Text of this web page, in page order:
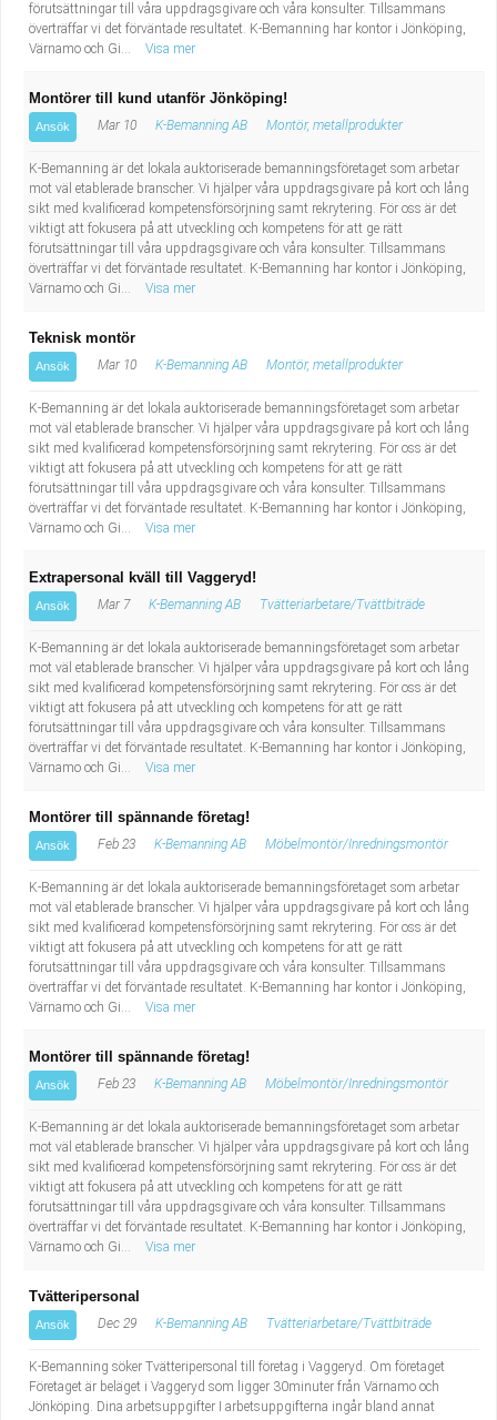
förutsättningar till våra uppdragsgivare och våra konsulter. Tillsammans
överträffar vi det förväntade resultatet. K-Bemanning har kontor i Jönköping,
Värnamo och Gi...
Visa mer
Montörer till kund utanför Jönköping!
Ansök Mar 10 K-Bemanning AB Montör, metallprodukter
K-Bemanning är det lokala auktoriserade bemanningsföretaget som arbetar
mot väl etablerade branscher. Vi hjälper våra uppdragsgivare på kort och lång
sikt med kvalificerad kompetensförsörjning samt rekrytering. För oss är det
viktigt att fokusera på att utveckling och kompetens för att ge rätt
förutsättningar till våra uppdragsgivare och våra konsulter. Tillsammans
överträffar vi det förväntade resultatet. K-Bemanning har kontor i Jönköping,
Värnamo och Gi...
Visa mer
Teknisk montör
Ansök Mar 10 K-Bemanning AB Montör, metallprodukter
K-Bemanning är det lokala auktoriserade bemanningsföretaget som arbetar
mot väl etablerade branscher. Vi hjälper våra uppdragsgivare på kort och lång
sikt med kvalificerad kompetensförsörjning samt rekrytering. För oss är det
viktigt att fokusera på att utveckling och kompetens för att ge rätt
förutsättningar till våra uppdragsgivare och våra konsulter. Tillsammans
överträffar vi det förväntade resultatet. K-Bemanning har kontor i Jönköping,
Värnamo och Gi...
Visa mer
Extrapersonal kväll till Vaggeryd!
Ansök Mar 7 K-Bemanning AB Tvätteriarbetare/Tvättbiträde
K-Bemanning är det lokala auktoriserade bemanningsföretaget som arbetar
mot väl etablerade branscher. Vi hjälper våra uppdragsgivare på kort och lång
sikt med kvalificerad kompetensförsörjning samt rekrytering. För oss är det
viktigt att fokusera på att utveckling och kompetens för att ge rätt
förutsättningar till våra uppdragsgivare och våra konsulter. Tillsammans
överträffar vi det förväntade resultatet. K-Bemanning har kontor i Jönköping,
Värnamo och Gi...
Visa mer
Montörer till spännande företag!
Ansök Feb 23 K-Bemanning AB Möbelmontör/Inredningsmontör
K-Bemanning är det lokala auktoriserade bemanningsföretaget som arbetar
mot väl etablerade branscher. Vi hjälper våra uppdragsgivare på kort och lång
sikt med kvalificerad kompetensförsörjning samt rekrytering. För oss är det
viktigt att fokusera på att utveckling och kompetens för att ge rätt
förutsättningar till våra uppdragsgivare och våra konsulter. Tillsammans
överträffar vi det förväntade resultatet. K-Bemanning har kontor i Jönköping,
Värnamo och Gi...
Visa mer
Montörer till spännande företag!
Ansök Feb 23 K-Bemanning AB Möbelmontör/Inredningsmontör
K-Bemanning är det lokala auktoriserade bemanningsföretaget som arbetar
mot väl etablerade branscher. Vi hjälper våra uppdragsgivare på kort och lång
sikt med kvalificerad kompetensförsörjning samt rekrytering. För oss är det
viktigt att fokusera på att utveckling och kompetens för att ge rätt
förutsättningar till våra uppdragsgivare och våra konsulter. Tillsammans
överträffar vi det förväntade resultatet. K-Bemanning har kontor i Jönköping,
Värnamo och Gi...
Visa mer
Tvätteripersonal
Ansök Dec 29 K-Bemanning AB Tvätteriarbetare/Tvättbiträde
K-Bemanning söker Tvätteripersonal till företag i Vaggeryd. Om företaget
Företaget är beläget i Vaggeryd som ligger 30minuter från Värnamo och
Jönköping. Dina arbetsuppgifter I arbetsuppgifterna ingår bland annat